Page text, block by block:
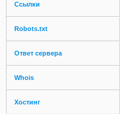
Ссылки
Robots.txt
Ответ сервера
Whois
Хостинг